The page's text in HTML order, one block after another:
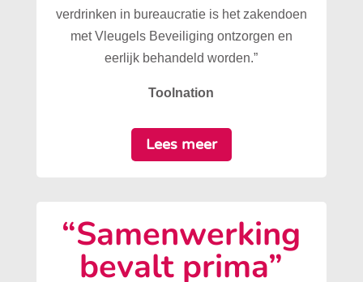
verdrinken in bureaucratie is het zakendoen
met Vleugels Beveiliging ontzorgen en
eerlijk behandeld worden.”
Toolnation
Lees meer
“Samenwerking
bevalt prima”